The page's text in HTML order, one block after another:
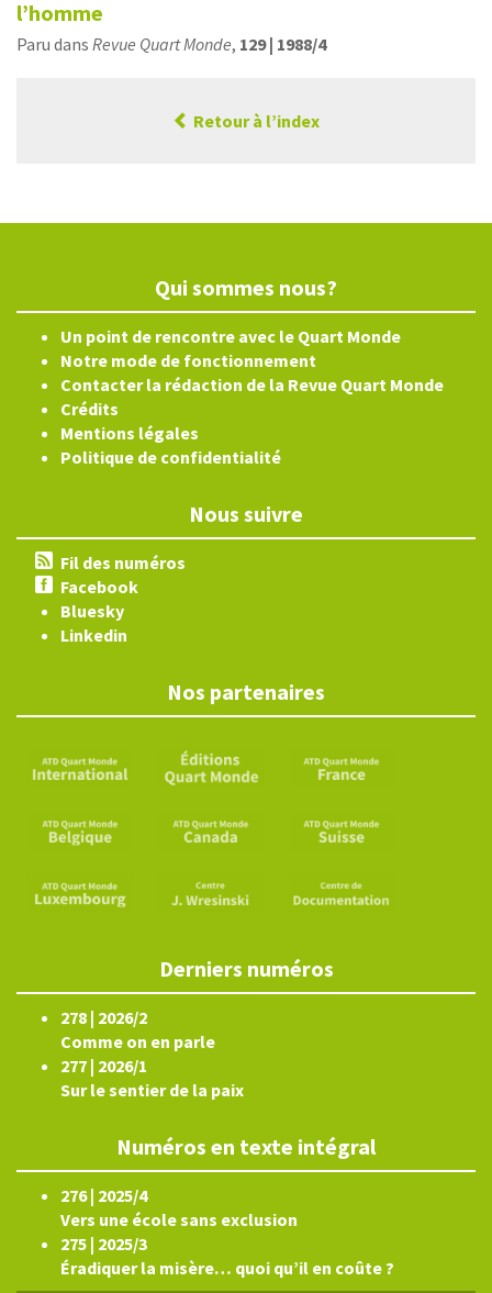
l’homme
Paru dans Revue Quart Monde, 129 | 1988/4
Retour à l’index
Qui sommes nous?
Un point de rencontre avec le Quart Monde
Notre mode de fonctionnement
Contacter la rédaction de la Revue Quart Monde
Crédits
Mentions légales
Politique de confidentialité
Nous suivre
Fil des numéros
Facebook
Bluesky
Linkedin
Nos partenaires
Derniers numéros
278 | 2026/2
Comme on en parle
277 | 2026/1
Sur le sentier de la paix
Numéros en texte intégral
276 | 2025/4
Vers une école sans exclusion
275 | 2025/3
Éradiquer la misère… quoi qu’il en coûte ?